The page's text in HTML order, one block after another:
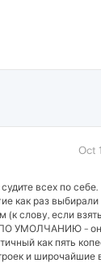
Oct
всех по себе.
как раз выбирали
(к слову, если
ПО УМОЛЧАНИЮ - он
как пять
и широчайшие